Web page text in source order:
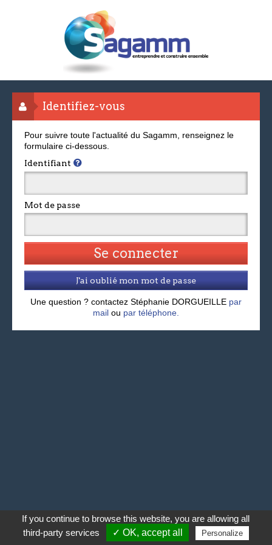
Identifiez-vous
Pour suivre toute l'actualité du Sagamm, renseignez le
formulaire ci-dessous.
Identifiant
Mot de passe
J'ai oublié mon mot de passe
Une question ? contactez Stéphanie DORGUEILLE par
mail ou par téléphone.
If you continue to browse this website, you are allowing all
third-party services
✓ OK, accept all Personalize